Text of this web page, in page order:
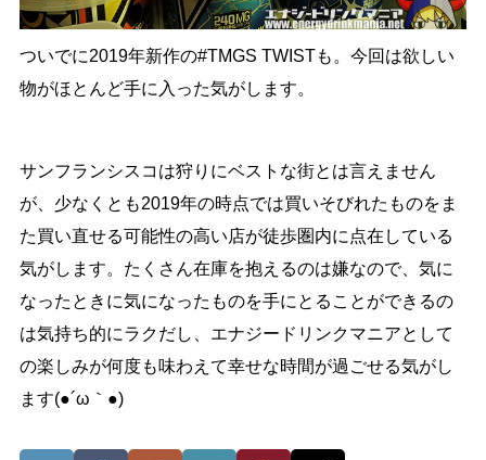
ついでに2019年新作の#TMGS TWISTも。今回は欲しい
物がほとんど手に入った気がします。
サンフランシスコは狩りにベストな街とは言えません
が、少なくとも2019年の時点では買いそびれたものをま
た買い直せる可能性の高い店が徒歩圏内に点在している
気がします。たくさん在庫を抱えるのは嫌なので、気に
なったときに気になったものを手にとることができるの
は気持ち的にラクだし、エナジードリンクマニアとして
の楽しみが何度も味わえて幸せな時間が過ごせる気がし
ます(●´ω｀●)